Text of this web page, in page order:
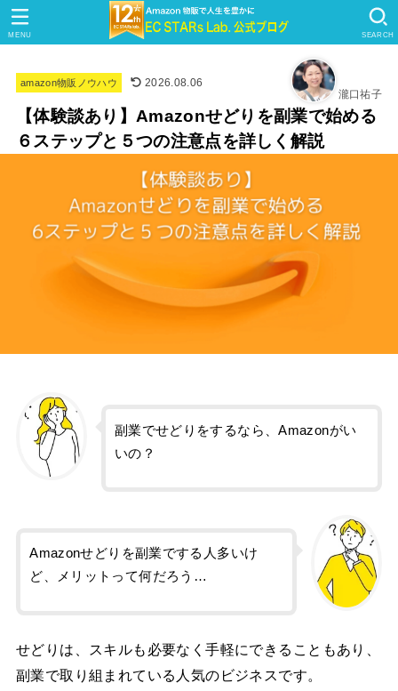
SEARCH
MENU
amazon物販ノウハウ
2026.08.06
瀧口祐子
【体験談あり】Amazonせどりを副業で始める
６ステップと５つの注意点を詳しく解説
副業でせどりをするなら、Amazonがい
いの？
Amazonせどりを副業でする人多いけ
ど、メリットって何だろう…
せどりは、スキルも必要なく手軽にできることもあり、
副業で取り組まれている人気のビジネスです。